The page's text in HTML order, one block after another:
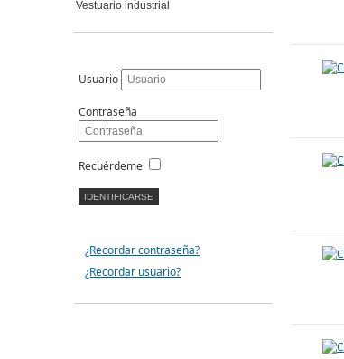
Vestuario industrial
Usuario
Contraseña
Recuérdeme
¿Recordar contraseña?
¿Recordar usuario?